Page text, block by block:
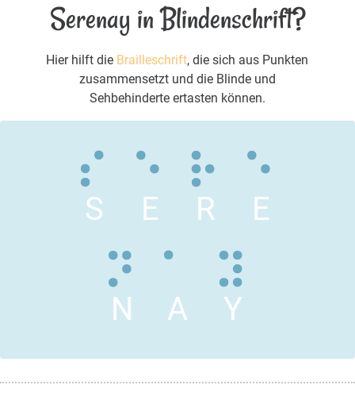
Serenay in Blindenschrift?
Hier hilft die Brailleschrift, die sich aus Punkten
zusammensetzt und die Blinde und
Sehbehinderte ertasten können.
S E R E
N A Y